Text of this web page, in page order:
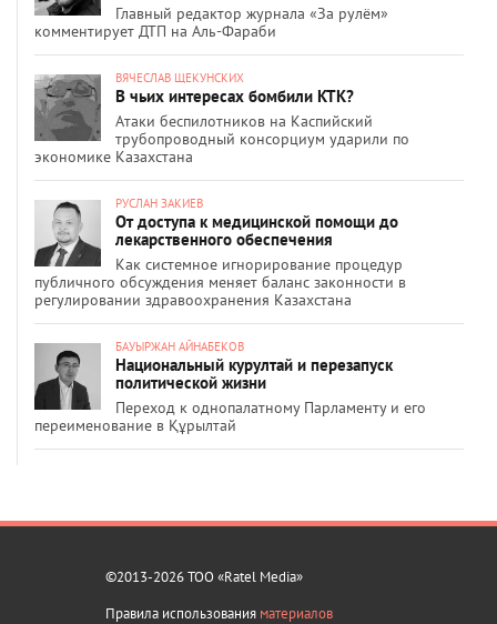
Главный редактор журнала «За рулём»
комментирует ДТП на Аль-Фараби
ВЯЧЕСЛАВ ЩЕКУНСКИХ
В чьих интересах бомбили КТК?
Атаки беспилотников на Каспийский
трубопроводный консорциум ударили по
экономике Казахстана
РУСЛАН ЗАКИЕВ
От доступа к медицинской помощи до
лекарственного обеспечения
Как системное игнорирование процедур
публичного обсуждения меняет баланс законности в
регулировании здравоохранения Казахстана
БАУЫРЖАН АЙНАБЕКОВ
Национальный курултай и перезапуск
политической жизни
Переход к однопалатному Парламенту и его
переименование в Құрылтай
©2013-2026 ТОО «Ratel Media»
Правила использования материалов